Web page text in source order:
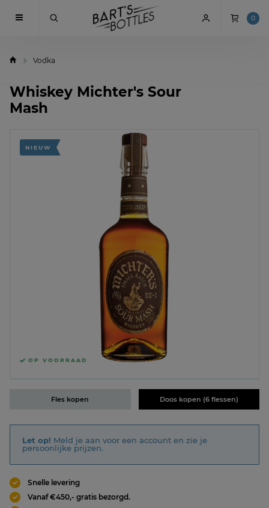
0
Vodka
Whiskey Michter's Sour
Mash
NIEUW
OP VOORRAAD
Fles kopen Doos kopen (6 flessen)
Let op! Meld je aan voor een account en zie je
persoonlijke prijzen.
Snelle levering
Vanaf €450,- gratis bezorgd.